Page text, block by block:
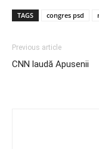
TAGS congres psd
Previous article
CNN laudă Apusenii